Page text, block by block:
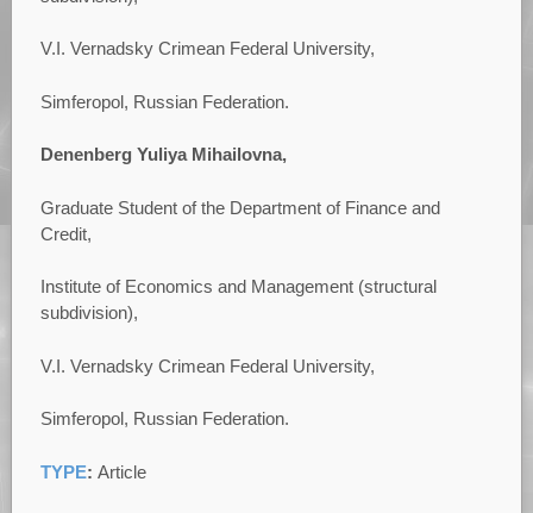
V.I. Vernadsky Crimean Federal University,
Simferopol, Russian Federation.
Denenberg Yuliya Mihailovna,
Graduate Student of the Department of Finance and
Credit,
Institute of Economics and Management (structural
subdivision),
V.I. Vernadsky Crimean Federal University,
Simferopol, Russian Federation.
TYPE: Article